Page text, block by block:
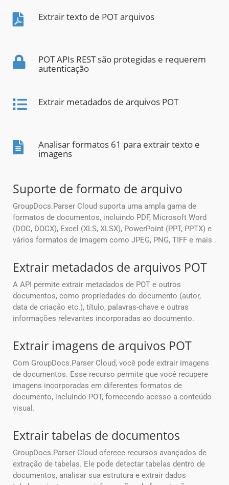
Extrair texto de POT arquivos
POT APIs REST são protegidas e requerem
autenticação
Extrair metadados de arquivos POT
Analisar formatos 61 para extrair texto e
imagens
Suporte de formato de arquivo
GroupDocs.Parser Cloud suporta uma ampla gama de
formatos de documentos, incluindo PDF, Microsoft Word
(DOC, DOCX), Excel (XLS, XLSX), PowerPoint (PPT, PPTX) e
vários formatos de imagem como JPEG, PNG, TIFF e mais .
Extrair metadados de arquivos POT
A API permite extrair metadados de POT e outros
documentos, como propriedades do documento (autor,
data de criação etc.), título, palavras-chave e outras
informações relevantes incorporadas ao documento.
Extrair imagens de arquivos POT
Com GroupDocs.Parser Cloud, você pode extrair imagens
de documentos. Esse recurso permite que você recupere
imagens incorporadas em diferentes formatos de
documento, incluindo POT, fornecendo acesso a conteúdo
visual.
Extrair tabelas de documentos
GroupDocs.Parser Cloud oferece recursos avançados de
extração de tabelas. Ele pode detectar tabelas dentro de
documentos, analisar sua estrutura e extrair dados